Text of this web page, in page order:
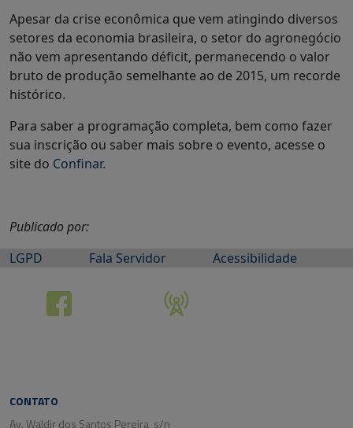
Apesar da crise econômica que vem atingindo diversos
setores da economia brasileira, o setor do agronegócio
não vem apresentando déficit, permanecendo o valor
bruto de produção semelhante ao de 2015, um recorde
histórico.
Para saber a programação completa, bem como fazer
sua inscrição ou saber mais sobre o evento, acesse o
site do Confinar.
Publicado por:
LGPD
Fala Servidor Acessibilidade
CONTATO
Av. Waldir dos Santos Pereira, s/n